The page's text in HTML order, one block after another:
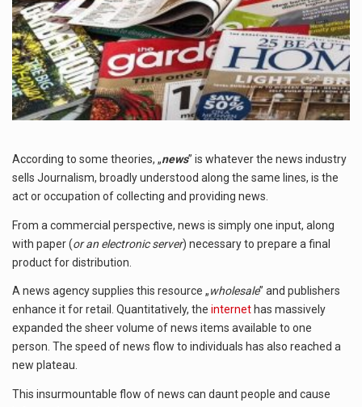
According to some theories, „news” is whatever the news industry
sells Journalism, broadly understood along the same lines, is the
act or occupation of collecting and providing news.
From a commercial perspective, news is simply one input, along
with paper (or an electronic server) necessary to prepare a final
product for distribution.
A news agency supplies this resource „wholesale” and publishers
enhance it for retail. Quantitatively, the internet has massively
expanded the sheer volume of news items available to one
person. The speed of news flow to individuals has also reached a
new plateau.
This insurmountable flow of news can daunt people and cause